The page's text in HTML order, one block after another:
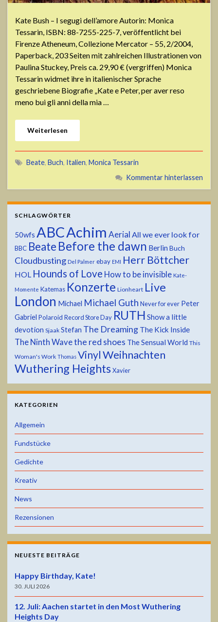
Kate Bush – I segugi dell’amore Autorin: Monica
Tessarin, ISBN: 88-7255-225-7, veröffentlicht bei
Firenze Atheneum, Collezione Mercator – 55, 2/2004,
Paperback, 203 Seiten mit zahlreichen Illustrationen von
Paulina Stuckey, Preis ca. 29,90 € (vergriffen) Monica
Tessarin widmet ihre in italienischer Sprache
geschriebene Biografie „Kate e Peter, per aver reso
meno bui gli anni della mia …
Weiterlesen
Beate, Buch, Italien, Monica Tessarin
Kommentar hinterlassen
SCHLAGWÖRTER
50wfs ABCAchim Aerial All we ever look for
BBC Beate Before the dawn Berlin Buch
Cloudbusting Del Palmer ebay EMI Herr Böttcher
HOL Hounds of Love How to be invisible Kate-
Momente Katemas Konzerte Lionheart Live
London Michael Michael Guth Never for ever Peter
Gabriel Polaroid Record Store Day RUTH Show a little
devotion Sjaak Stefan The Dreaming The Kick Inside
The Ninth Wavethe red shoes The Sensual World This
Woman's Work Thomas VinylWeihnachten
Wuthering Heights Xavier
KATEGORIEN
Allgemein
Fundstücke
Gedichte
Kreativ
News
Rezensionen
NEUESTE BEITRÄGE
Happy Birthday, Kate!
30. JULI 2026
12. Juli: Aachen startet in den Most Wuthering
Heights Day